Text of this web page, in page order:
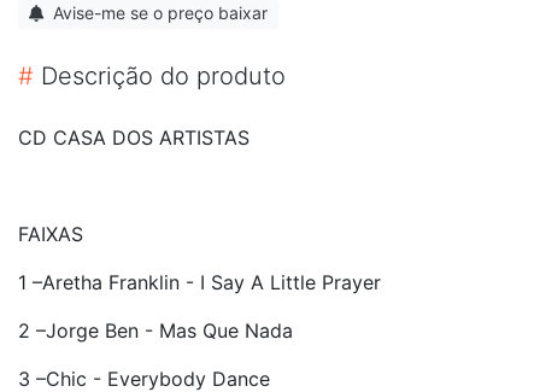
Avise-me se o preço baixar
# Descrição do produto
CD CASA DOS ARTISTAS
FAIXAS
1 –Aretha Franklin - I Say A Little Prayer
2 –Jorge Ben - Mas Que Nada
3 –Chic - Everybody Dance